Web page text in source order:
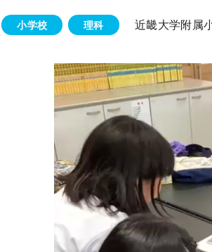
小学校 理科 近畿大学附属